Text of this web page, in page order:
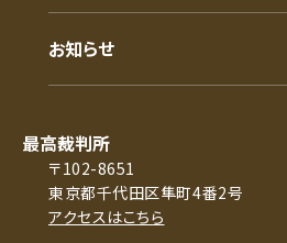
お知らせ
最高裁判所
〒102-8651
東京都千代田区隼町4番2号
アクセスはこちら